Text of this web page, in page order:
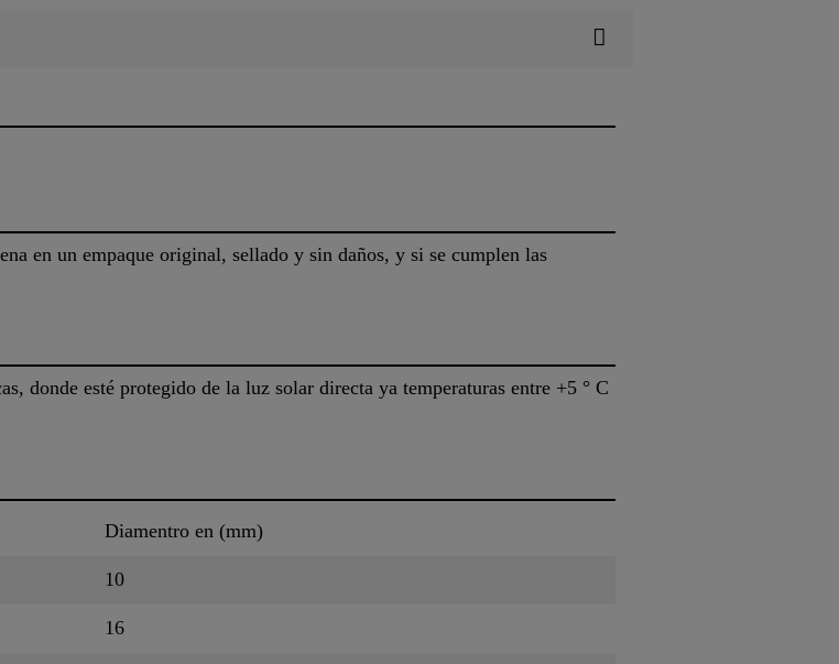
en un empaque original, sellado y sin daños, y si se cumplen las
donde esté protegido de la luz solar directa ya temperaturas entre +5 ° C
Diamentro en (mm)
10
16